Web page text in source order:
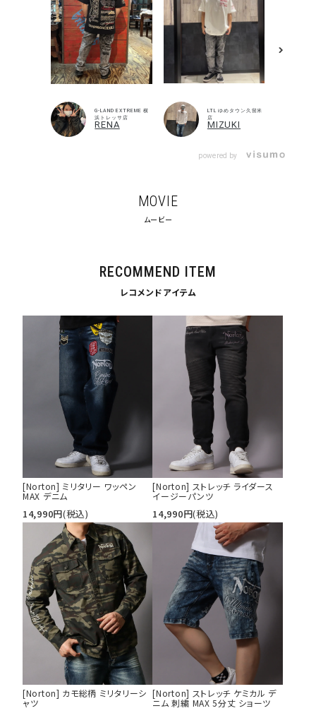
カテゴリ
サイズ
S
L
XL
XXXL
29inc
32inc
34inc
38inc
40inc
KIDS
カラー
tune 絞り込んで検索する
G-LAND EXTREME 横
浜トレッサ店
RENA
LTL ゆめタウン久留米
店
MIZUKI
powered by
MOVIE
ムービー
RECOMMEND ITEM
レコメンドアイテム
[Norton] ミリタリー ワッペン
MAX デニム
14,990円(税込)
[Norton] ストレッチ ライダース
イージーパンツ
14,990円(税込)
[Norton] カモ総柄 ミリタリーシ
ャツ
[Norton] ストレッチ ケミカル デ
ニム 刺繍 MAX 5分丈 ショーツ